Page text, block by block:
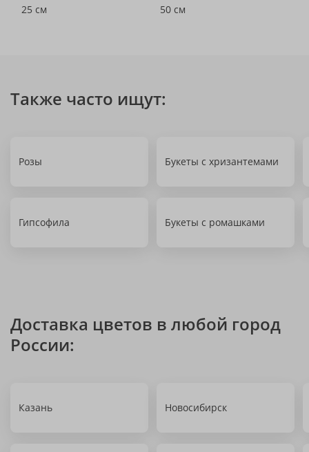
25 см
50 см
Также часто ищут:
Розы Букеты с хризантемами
Гипсофила Букеты с ромашками
Доставка цветов в любой город
России:
Казань Новосибирск